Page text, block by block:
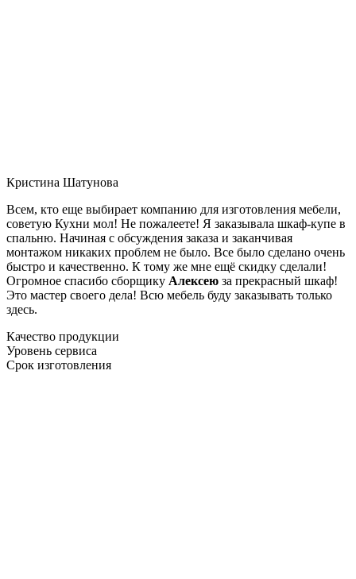
Кристина Шатунова
Всем, кто еще выбирает компанию для изготовления мебели,
советую Кухни мол! Не пожалеете! Я заказывала шкаф-купе в
спальню. Начиная с обсуждения заказа и заканчивая
монтажом никаких проблем не было. Все было сделано очень
быстро и качественно. К тому же мне ещё скидку сделали!
Огромное спасибо сборщику Алексею за прекрасный шкаф!
Это мастер своего дела! Всю мебель буду заказывать только
здесь.
Качество продукции
Уровень сервиса
Срок изготовления